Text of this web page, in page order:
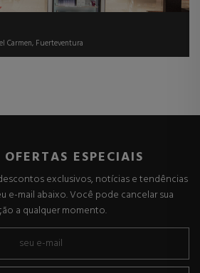
Carmen, Fuerteventura
OFERTAS ESPECIAIS
exclusivos, notícias e tendências
e-mail abaixo. Você pode cancelar sua
a qualquer momento.